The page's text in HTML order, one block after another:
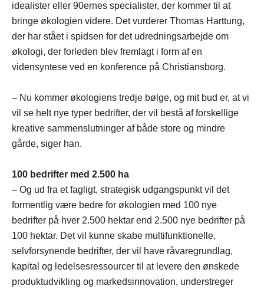
idealister eller 90ernes specialister, der kommer til at
bringe økologien videre. Det vurderer Thomas Harttung,
der har stået i spidsen for det udredningsarbejde om
økologi, der forleden blev fremlagt i form af en
vidensyntese ved en konference på Christiansborg.
– Nu kommer økologiens tredje bølge, og mit bud er, at vi
vil se helt nye typer bedrifter, der vil bestå af forskellige
kreative sammenslutninger af både store og mindre
gårde, siger han.
100 bedrifter med 2.500 ha
– Og ud fra et fagligt, strategisk udgangspunkt vil det
formentlig være bedre for økologien med 100 nye
bedrifter på hver 2.500 hektar end 2.500 nye bedrifter på
100 hektar. Det vil kunne skabe multifunktionelle,
selvforsynende bedrifter, der vil have råvaregrundlag,
kapital og ledelsesressourcer til at levere den ønskede
produktudvikling og markedsinnovation, understreger